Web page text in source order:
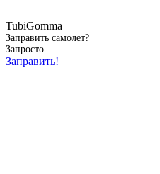
TubiGomma
Заправить самолет?
Запросто...
Заправить!